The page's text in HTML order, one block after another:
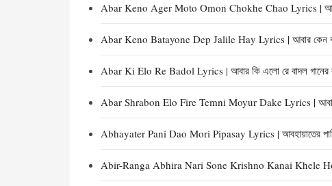
Abar Keno Ager Moto Omon Chokhe Chao Lyrics |
Abar Keno Batayone Dep Jalile Hay Lyrics | আবার কেন
Abar Ki Elo Re Badol Lyrics | আবার কি এলো রে বাদল গানের
Abar Shrabon Elo Fire Temni Moyur Dake Lyrics | আবার
Abhayater Pani Dao Mori Pipasay Lyrics | আবহায়াতের পানি
Abir-Ranga Abhira Nari Sone Krishno Kanai Khele Holi